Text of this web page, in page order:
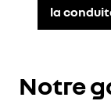
la
Notre